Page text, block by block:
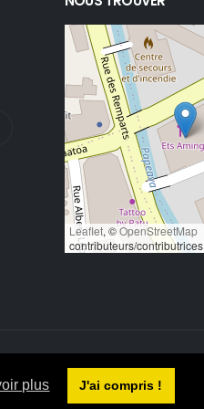
plus J'ai compris !
Leaflet, ©OpenStreetMap
contributeurs/contributrices